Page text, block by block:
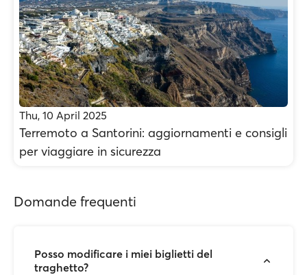
Thu, 10 April 2025
Terremoto a Santorini: aggiornamenti e consigli
per viaggiare in sicurezza
Domande frequenti
Posso modificare i miei biglietti del
traghetto?